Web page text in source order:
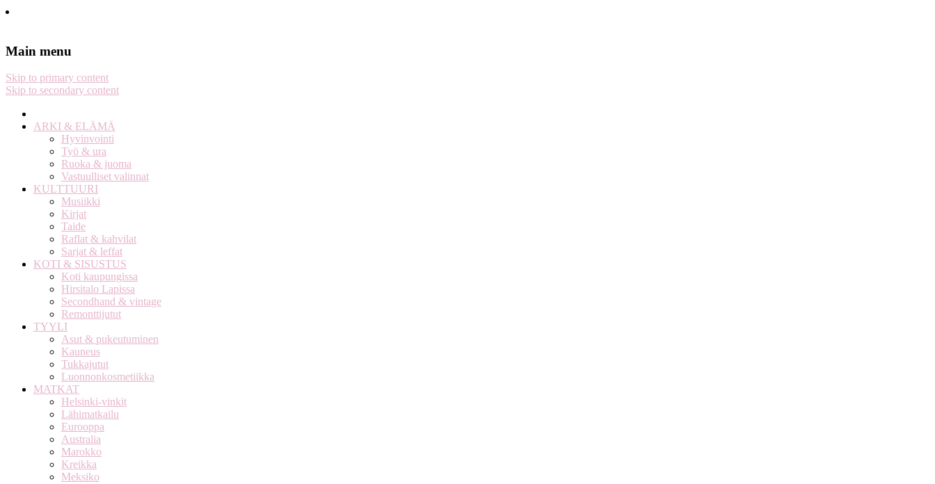
Notes on a life
Main menu
Skip to primary content
Skip to secondary content
ARKI & ELÄMÄ
Hyvinvointi
Työ & ura
Ruoka & juoma
Vastuulliset valinnat
KULTTUURI
Musiikki
Kirjat
Taide
Raflat & kahvilat
Sarjat & leffat
KOTI & SISUSTUS
Koti kaupungissa
Hirsitalo Lapissa
Secondhand & vintage
Remonttijutut
TYYLI
Asut & pukeutuminen
Kauneus
Tukkajutut
Luonnonkosmetiikka
MATKAT
Helsinki-vinkit
Lähimatkailu
Eurooppa
Australia
Marokko
Kreikka
Meksiko